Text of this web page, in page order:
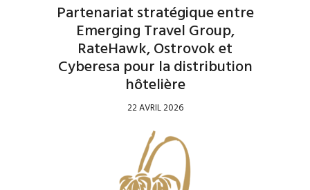
Partenariat stratégique entre
Emerging Travel Group,
RateHawk, Ostrovok et
Cyberesa pour la distribution
hôtelière
22 AVRIL 2026